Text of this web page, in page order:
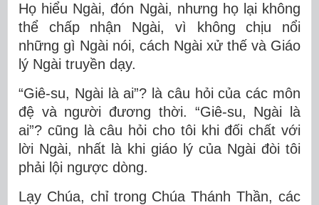
Họ hiểu Ngài, đón Ngài, nhưng họ lại không
thể chấp nhận Ngài, vì không chịu nổi
những gì Ngài nói, cách Ngài xử thế và Giáo
lý Ngài truyền dạy.
“Giê-su, Ngài là ai”? là câu hỏi của các môn
đệ và người đương thời. “Giê-su, Ngài là
ai”? cũng là câu hỏi cho tôi khi đối chất với
lời Ngài, nhất là khi giáo lý của Ngài đòi tôi
phải lội ngược dòng.
Lạy Chúa, chỉ trong Chúa Thánh Thần, các